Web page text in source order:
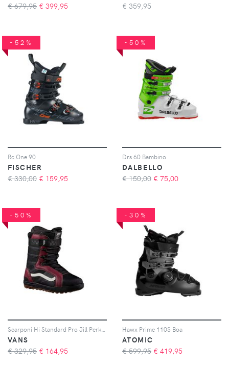
€ 679,95 € 399,95
€ 359,95
-52%
Rc One 90
FISCHER
€ 330,00 € 159,95
-50%
Drs 60 Bambino
DALBELLO
€ 150,00 € 75,00
-50%
VANS
€ 329,95 € 164,95
-30%
Hawx Prime 110S Boa
ATOMIC
€ 599,95 € 419,95